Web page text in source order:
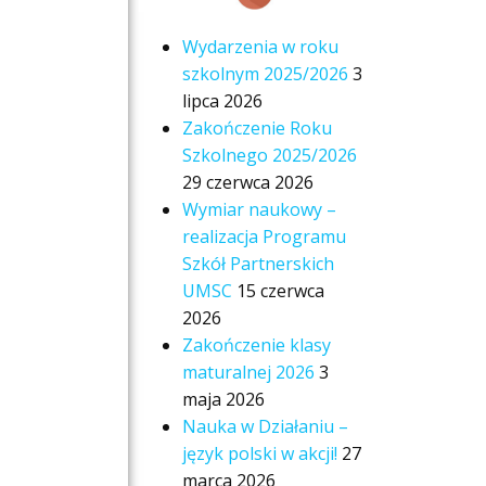
Wydarzenia w roku
szkolnym 2025/2026 3
lipca 2026
Zakończenie Roku
Szkolnego 2025/2026
29 czerwca 2026
Wymiar naukowy –
realizacja Programu
Szkół Partnerskich
UMSC 15 czerwca
2026
Zakończenie klasy
maturalnej 2026 3
maja 2026
Nauka w Działaniu –
język polski w akcji! 27
marca 2026